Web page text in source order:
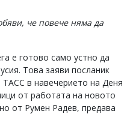
че повече няма да
е готово само устно да
Това заяви посланик
в навечерието на Деня
от работата на новото
от Румен Радев, предава